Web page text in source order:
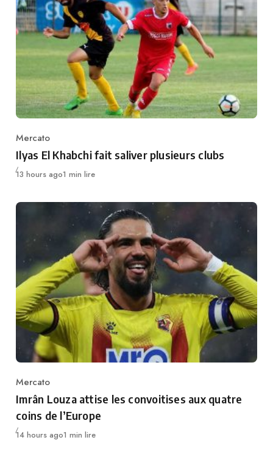
Category
Mercato
Ilyas El Khabchi fait saliver plusieurs clubs
Publié
13 hours ago1 min lire
Category
Mercato
Imrân Louza attise les convoitises aux quatre
coins de l’Europe
Publié
14 hours ago1 min lire